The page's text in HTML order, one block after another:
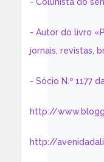
- Autor do livro
jornais, revistas,
- Sócio N.º 1177
http://
http://